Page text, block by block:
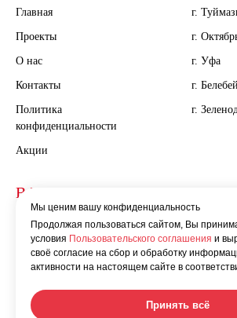
Мы ценим вашу конфиденциальность
Продолжая пользоваться сайтом, Вы
условия Пользовательского соглашения и
своё согласие на сбор и обработку
активности на настоящем сайте в
Принять всё
Главная
Проекты
О нас
Контакты
Политика
конфиденциальности
Акции
г.
г.
г. Уфа
г. Белебей
г.
ВАЖНОЕ
Документы
Новости
Любая информация, представленная на